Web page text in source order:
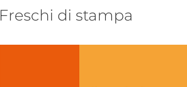
Freschi di stampa